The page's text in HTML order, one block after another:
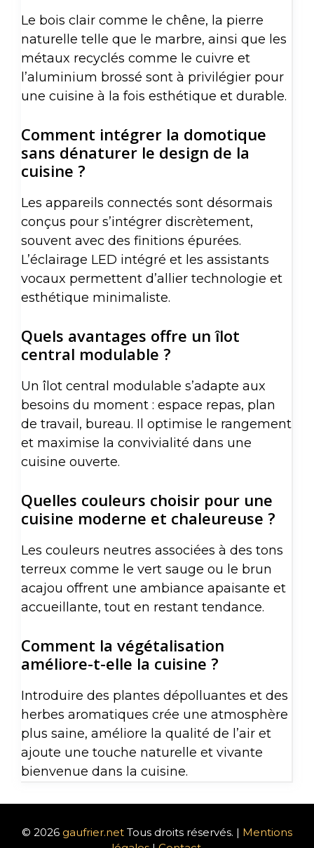
Le bois clair comme le chêne, la pierre
naturelle telle que le marbre, ainsi que les
métaux recyclés comme le cuivre et
l’aluminium brossé sont à privilégier pour
une cuisine à la fois esthétique et durable.
Comment intégrer la domotique
sans dénaturer le design de la
cuisine ?
Les appareils connectés sont désormais
conçus pour s’intégrer discrètement,
souvent avec des finitions épurées.
L’éclairage LED intégré et les assistants
vocaux permettent d’allier technologie et
esthétique minimaliste.
Quels avantages offre un îlot
central modulable ?
Un îlot central modulable s’adapte aux
besoins du moment : espace repas, plan
de travail, bureau. Il optimise le rangement
et maximise la convivialité dans une
cuisine ouverte.
Quelles couleurs choisir pour une
cuisine moderne et chaleureuse ?
Les couleurs neutres associées à des tons
terreux comme le vert sauge ou le brun
acajou offrent une ambiance apaisante et
accueillante, tout en restant tendance.
Comment la végétalisation
améliore-t-elle la cuisine ?
Introduire des plantes dépolluantes et des
herbes aromatiques crée une atmosphère
plus saine, améliore la qualité de l’air et
ajoute une touche naturelle et vivante
bienvenue dans la cuisine.
© 2026 gaufrier.net Tous droits réservés. | Mentions